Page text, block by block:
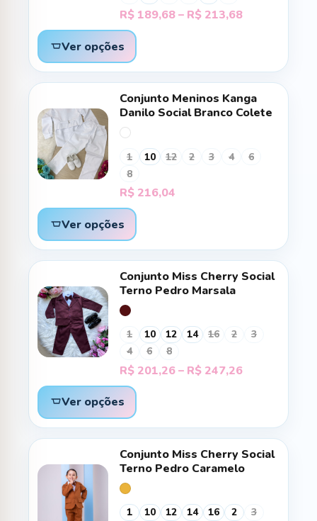
R$ 189,68– R$ 213,68Faixa
R$ 189,68
através
R$ 213,68
Ver opções
Conjunto Meninos Kanga
Danilo Social Branco Colete
1 10 12 2 3 4
6
8
R$ 216,04
Ver opções
Conjunto Miss Cherry Social
Terno Pedro Marsala
1 10 12 14 16 2
3
4
6 8
R$ 201,26– R$ 247,26Faixa
R$ 201,26
através
R$ 247,26
Ver opções
Conjunto Miss Cherry Social
Terno Pedro Caramelo
1 10 12 14 16 2
3